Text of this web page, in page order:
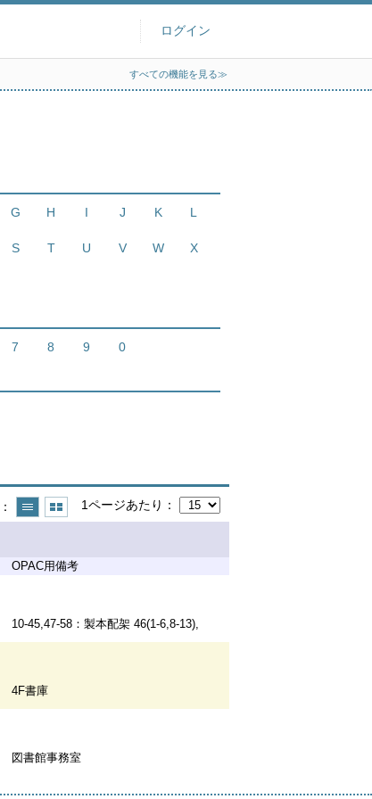
ログイン
すべての機能を見る≫
G H I J K L
S T U V W X
7 8 9 0
1ページあたり
OPAC用備考
10-45,47-58：製本配架 46(1-6,8-13),
4F書庫
図書館事務室